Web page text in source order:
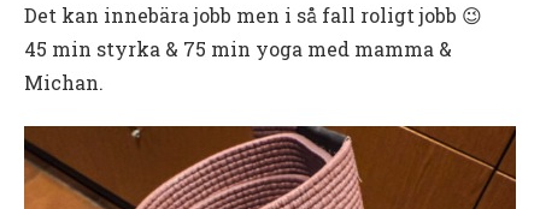
Det kan innebära jobb men i så fall roligt jobb 😉
45 min styrka & 75 min yoga med mamma &
Michan.